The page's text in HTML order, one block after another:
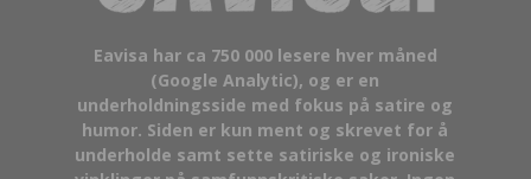
Eavisa har ca 750 000 lesere hver måned
(Google Analytic), og er en
underholdningsside med fokus på satire og
humor. Siden er kun ment og skrevet for å
underholde samt sette satiriske og ironiske